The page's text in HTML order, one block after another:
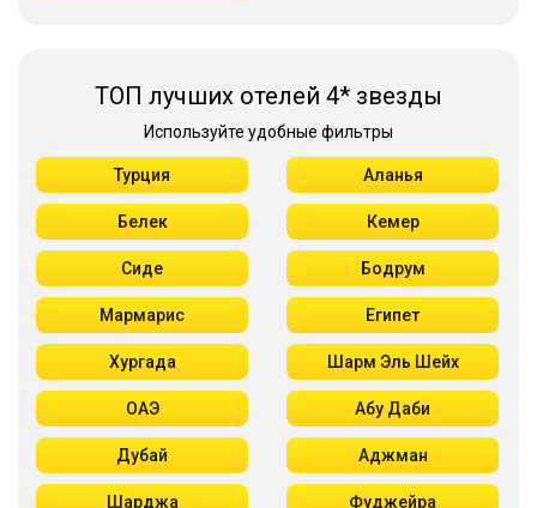
ТОП лучших отелей 4* звезды
Используйте удобные фильтры
Турция Аланья
Белек Кемер
Сиде Бодрум
Мармарис Египет
Хургада Шарм Эль Шейх
ОАЭ Абу Даби
Дубай Аджман
Шарджа Фуджейра